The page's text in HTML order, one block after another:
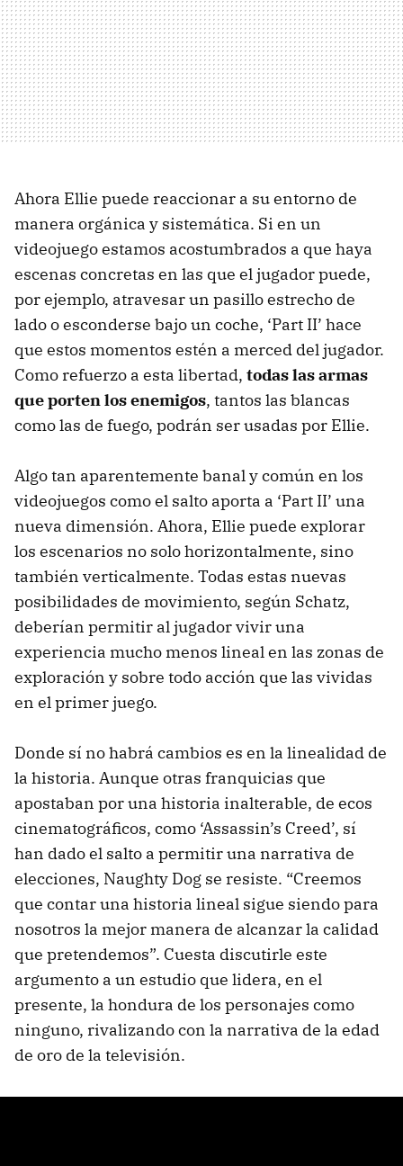
Ahora Ellie puede reaccionar a su entorno de
manera orgánica y sistemática. Si en un
videojuego estamos acostumbrados a que haya
escenas concretas en las que el jugador puede,
por ejemplo, atravesar un pasillo estrecho de
lado o esconderse bajo un coche, ‘Part II’ hace
que estos momentos estén a merced del jugador.
Como refuerzo a esta libertad, todas las armas
que porten los enemigos, tantos las blancas
como las de fuego, podrán ser usadas por Ellie.
Algo tan aparentemente banal y común en los
videojuegos como el salto aporta a ‘Part II’ una
nueva dimensión. Ahora, Ellie puede explorar
los escenarios no solo horizontalmente, sino
también verticalmente. Todas estas nuevas
posibilidades de movimiento, según Schatz,
deberían permitir al jugador vivir una
experiencia mucho menos lineal en las zonas de
exploración y sobre todo acción que las vividas
en el primer juego.
Donde sí no habrá cambios es en la linealidad de
la historia. Aunque otras franquicias que
apostaban por una historia inalterable, de ecos
cinematográficos, como ‘Assassin’s Creed’, sí
han dado el salto a permitir una narrativa de
elecciones, Naughty Dog se resiste. “Creemos
que contar una historia lineal sigue siendo para
nosotros la mejor manera de alcanzar la calidad
que pretendemos”. Cuesta discutirle este
argumento a un estudio que lidera, en el
presente, la hondura de los personajes como
ninguno, rivalizando con la narrativa de la edad
de oro de la televisión.